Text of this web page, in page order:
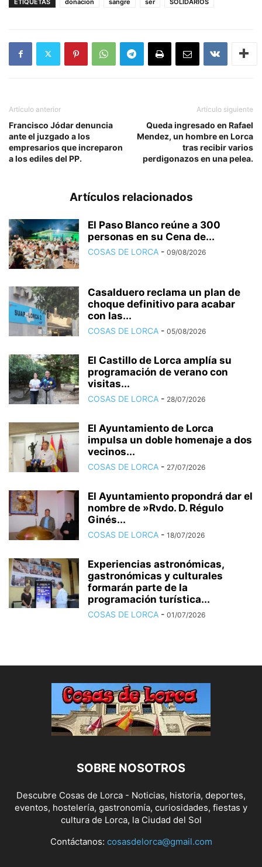
Artículo anterior
Francisco Jódar denuncia
ante el juzgado a los
empresarios que increparon
a los ediles del PP.
Artículo siguiente
Queda ingresado en Rafael
Mendez, un hombre en Lorca
tras recibir varios
perdigonazos en una pelea.
Artículos relacionados
El Paso Blanco reúne a 300
personas en su Cena de...
COSAS DE LORCA - 09/08/2026
Casalduero reclama un plan de
choque definitivo para acabar
con las...
COSAS DE LORCA - 05/08/2026
El Castillo de Lorca amplía su
programación de verano con
visitas...
COSAS DE LORCA - 28/07/2026
El Ayuntamiento de Lorca
impulsa un doble homenaje a dos
vecinos...
COSAS DE LORCA - 27/07/2026
El Ayuntamiento propondrá dar el
nombre de »Rvdo. D. Régulo
Ginés...
COSAS DE LORCA - 18/07/2026
Experiencias astronómicas,
gastronómicas y culturales
formarán parte de la
programación turística...
COSAS DE LORCA - 01/07/2026
SOBRE NOSOTROS
Descubre Cosas de Lorca - Noticias, historia, deportes,
eventos, hostelería, gastronomía, curiosidades, fiestas y
cultura de Lorca, la Ciudad del Sol
Contáctanos: cosasdelorca@gmail.com